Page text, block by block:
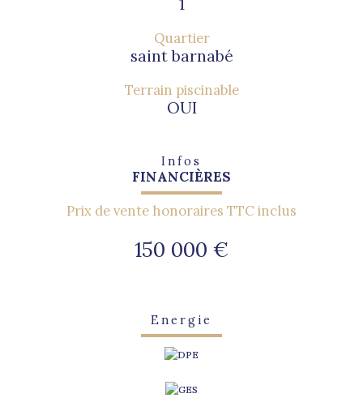
1
Quartier
saint barnabé
Terrain piscinable
OUI
Infos
FINANCIÈRES
Prix de vente honoraires TTC inclus
150 000 €
Energie